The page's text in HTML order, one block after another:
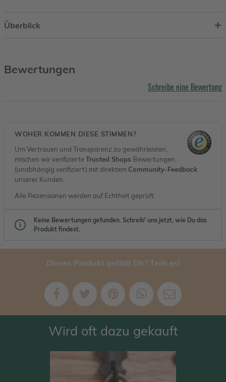
Überblick
Bewertungen
Schreibe eine Bewertung
WOHER KOMMEN DIESE STIMMEN?
Um Vertrauen und Transparenz zu gewährleisten,
mischen wir verifizierteTrusted Shops Bewertungen
(unabhängig verifiziert) mit direktem Community-Feedback
unserer Kunden.
Alle Rezensionen werden auf Echtheit geprüft.
Keine Bewertungen gefunden. Schreib' uns jetzt, wie Du das
Produkt findest.
Dieses Produkt gefällt Dir? Teile es!
Wird oft dazu gekauft